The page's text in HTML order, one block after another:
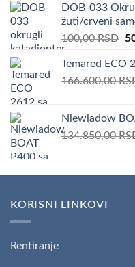
DOB-033
žuti/crveni
100,00RSD
Temared ECO
166.600,00
Niewiadow
134.850,00
KORISNI LINKOVI
Rentiranje